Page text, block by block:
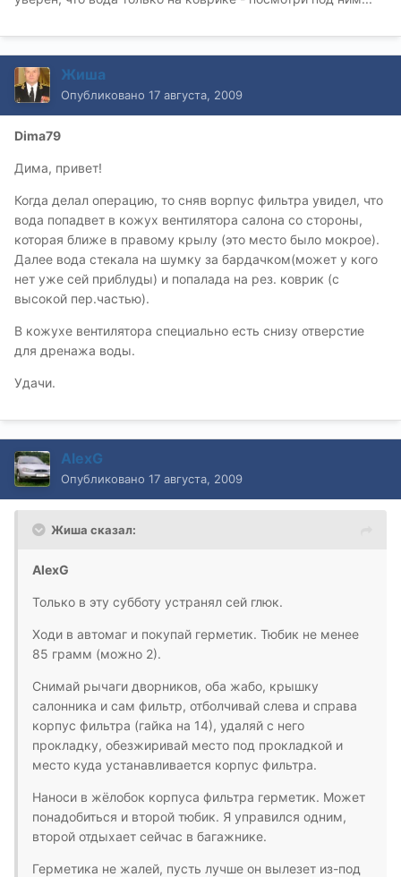
Жиша
Опубликовано 17 августа, 2009
Dima79
Дима, привет!
Когда делал операцию, то сняв ворпус фильтра увидел, что
вода попадвет в кожух вентилятора салона со стороны,
которая ближе в правому крылу (это место было мокрое).
Далее вода стекала на шумку за бардачком(может у кого
нет уже сей приблуды) и попалада на рез. коврик (с
высокой пер.частью).
В кожухе вентилятора специально есть снизу отверстие
для дренажа воды.
Удачи.
AlexG
Опубликовано 17 августа, 2009
Жиша сказал:
AlexG
Только в эту субботу устранял сей глюк.
Ходи в автомаг и покупай герметик. Тюбик не менее
85 грамм (можно 2).
Снимай рычаги дворников, оба жабо, крышку
салонника и сам фильтр, отболчивай слева и справа
корпус фильтра (гайка на 14), удаляй с него
прокладку, обезжиривай место под прокладкой и
место куда устанавливается корпус фильтра.
Наноси в жёлобок корпуса фильтра герметик. Может
понадобиться и второй тюбик. Я управился одним,
второй отдыхает сейчас в багажнике.
Герметика не жалей, пусть лучше он вылезет из-под